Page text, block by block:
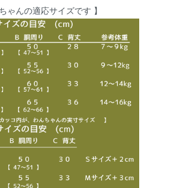
ゃんの適応サイズです 】